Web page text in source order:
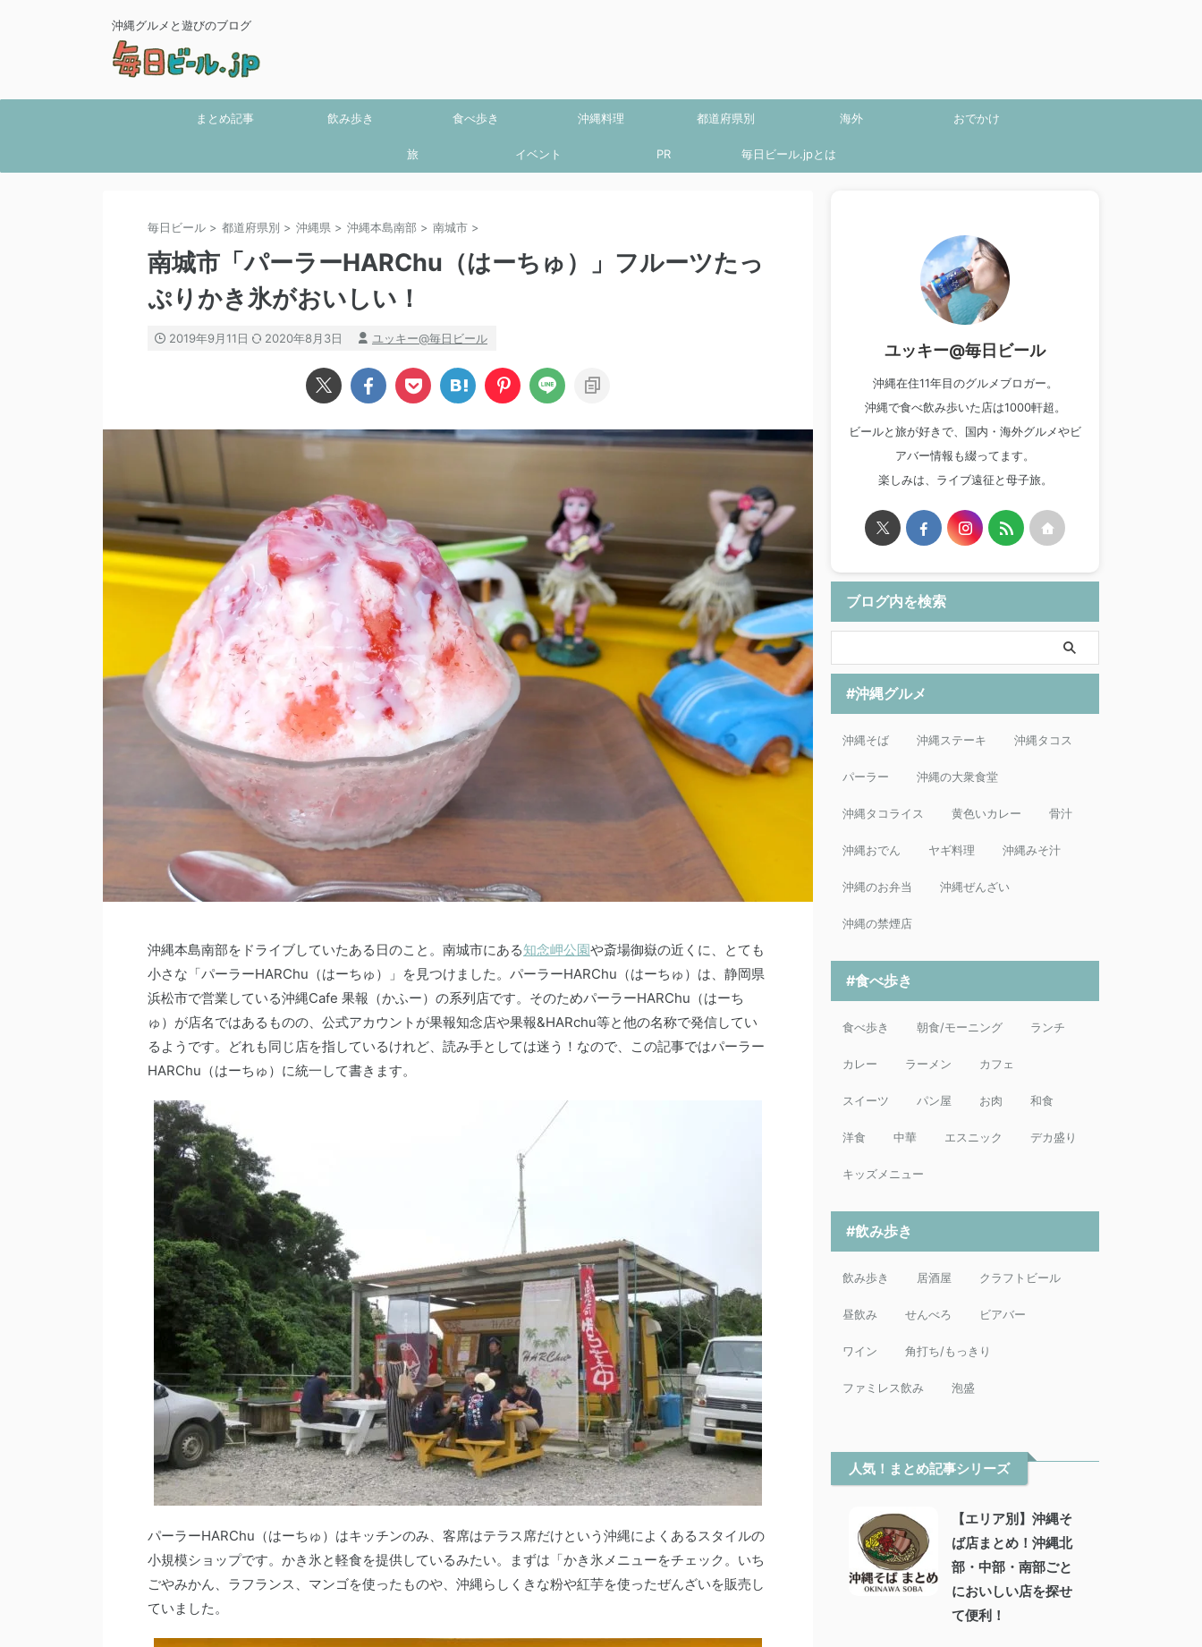
沖縄グルメと遊びのブログ
まとめ記事 飲み歩き 食べ歩き 沖縄料理 都道府県別 海外 おでかけ
旅 イベント PR 毎日ビール.jpとは
毎日ビール > 都道府県別 > 沖縄県 > 沖縄本島南部 > 南城市 >
南城市「パーラーHARChu（はーちゅ）」フルーツたっ
ぷりかき氷がおいしい！
2019年9月11日 2020年8月3日 ユッキー@毎日ビール
沖縄本島南部をドライブしていたある日のこと。南城市にある知念岬公園や斎場御嶽の近くに、とても
小さな「パーラーHARChu（はーちゅ）」を見つけました。パーラーHARChu（はーちゅ）は、静岡県
浜松市で営業している沖縄Cafe 果報（かふー）の系列店です。そのためパーラーHARChu（はーち
ゅ）が店名ではあるものの、公式アカウントが果報知念店や果報&HARchu等と他の名称で発信してい
るようです。どれも同じ店を指しているけれど、読み手としては迷う！なので、この記事ではパーラー
HARChu（はーちゅ）に統一して書きます。
パーラーHARChu（はーちゅ）はキッチンのみ、客席はテラス席だけという沖縄によくあるスタイルの
小規模ショップです。かき氷と軽食を提供しているみたい。まずは「かき氷メニューをチェック。いち
ごやみかん、ラフランス、マンゴを使ったものや、沖縄らしくきな粉や紅芋を使ったぜんざいを販売し
ていました。
ユッキー@毎日ビール
沖縄在住11年目のグルメブロガー。
沖縄で食べ飲み歩いた店は1000軒超。
ビールと旅が好きで、国内・海外グルメやビ
アバー情報も綴ってます。
楽しみは、ライブ遠征と母子旅。
ブログ内を検索
#沖縄グルメ
沖縄そば 沖縄ステーキ 沖縄タコス
パーラー 沖縄の大衆食堂
沖縄タコライス 黄色いカレー 骨汁
沖縄おでん ヤギ料理 沖縄みそ汁
沖縄のお弁当 沖縄ぜんざい
沖縄の禁煙店
#食べ歩き
食べ歩き 朝食/モーニング ランチ
カレー ラーメン カフェ
スイーツ パン屋 お肉 和食
洋食 中華 エスニック デカ盛り
キッズメニュー
#飲み歩き
飲み歩き 居酒屋 クラフトビール
昼飲み せんべろ ビアバー
ワイン 角打ち/もっきり
ファミレス飲み 泡盛
人気！まとめ記事シリーズ
【エリア別】沖縄そ
ば店まとめ！沖縄北
部・中部・南部ごと
においしい店を探せ
て便利！